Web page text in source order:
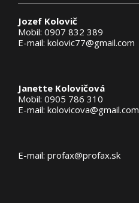
Jozef Kolovič
Mobil: 0907 832 389
E-mail: kolovic77@gmail.com
Janette Kolovičová
Mobil: 0905 786 310
E-mail: kolovicova@gmail.com
E-mail: profax@profax.sk